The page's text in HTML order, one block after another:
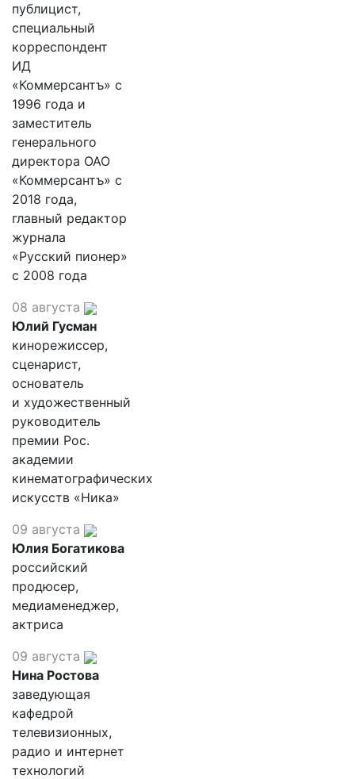
публицист,
специальный
корреспондент
ИД
«Коммерсантъ» с
1996 года и
заместитель
генерального
директора ОАО
«Коммерсантъ» с
2018 года,
главный редактор
журнала
«Русский пионер»
с 2008 года
08 августа
Юлий Гусман
кинорежиссер,
сценарист,
основатель
и художественный
руководитель
премии Рос.
академии
кинематографических
искусств «Ника»
09 августа
Юлия Богатикова
российский
продюсер,
медиаменеджер,
актриса
09 августа
Нина Ростова
заведующая
кафедрой
телевизионных,
радио и интернет
технологий